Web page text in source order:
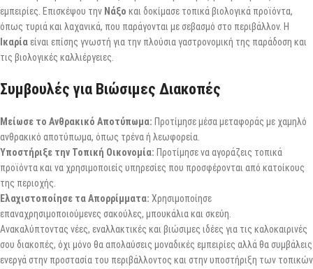
εμπειρίες. Επισκέψου την Νάξο και δοκίμασε τοπικά βιολογικά προϊόντα,
όπως τυριά και λαχανικά, που παράγονται με σεβασμό στο περιβάλλον. Η
Ικαρία είναι επίσης γνωστή για την πλούσια γαστρονομική της παράδοση και
τις βιολογικές καλλιέργειες.
Συμβουλές για Βιώσιμες Διακοπές
Μείωσε το Ανθρακικό Αποτύπωμα: Προτίμησε μέσα μεταφοράς με χαμηλό
ανθρακικό αποτύπωμα, όπως τρένα ή λεωφορεία.
Υποστήριξε την Τοπική Οικονομία: Προτίμησε να αγοράζεις τοπικά
προϊόντα και να χρησιμοποιείς υπηρεσίες που προσφέρονται από κατοίκους
της περιοχής.
Ελαχιστοποίησε τα Απορρίμματα: Χρησιμοποίησε
επαναχρησιμοποιούμενες σακούλες, μπουκάλια και σκεύη.
Ανακαλύπτοντας νέες, εναλλακτικές και βιώσιμες ιδέες για τις καλοκαιρινές
σου διακοπές, όχι μόνο θα απολαύσεις μοναδικές εμπειρίες αλλά θα συμβάλεις
ενεργά στην προστασία του περιβάλλοντος και στην υποστήριξη των τοπικών